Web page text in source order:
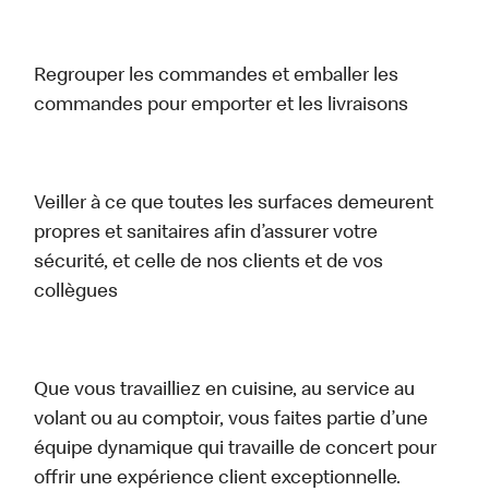
Regrouper les commandes et emballer les
commandes pour emporter et les livraisons
Veiller à ce que toutes les surfaces demeurent
propres et sanitaires afin d’assurer votre
sécurité, et celle de nos clients et de vos
collègues
Que vous travailliez en cuisine, au service au
volant ou au comptoir, vous faites partie d’une
équipe dynamique qui travaille de concert pour
offrir une expérience client exceptionnelle.